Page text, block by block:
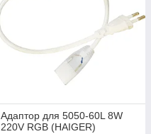
Адаптор для 5050-60L 8W
220V RGB (HAIGER)